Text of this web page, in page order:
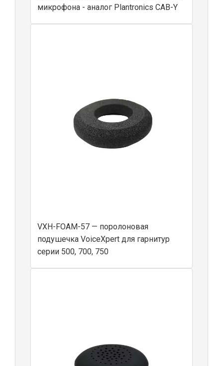
микрофона - аналог Plantronics CAB-Y
VXH-FOAM-57 — поролоновая
подушечка VoiceXpert для гарнитур
серии 500, 700, 750